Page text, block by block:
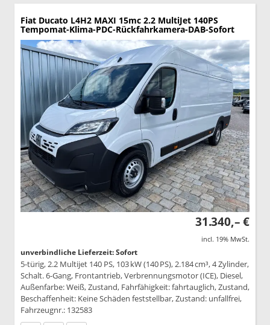
Fiat Ducato L4H2 MAXI 15mc 2.2 MultiJet 140PS
Tempomat-Klima-PDC-Rückfahrkamera-DAB-Sofort
31.340,– €
incl. 19% MwSt.
unverbindliche Lieferzeit: Sofort
5-türig, 2.2 Multijet 140 PS, 103 kW (140 PS), 2.184 cm³, 4 Zylinder,
Schalt. 6-Gang, Frontantrieb, Verbrennungsmotor (ICE), Diesel,
Außenfarbe: Weiß, Zustand, Fahrfähigkeit: fahrtauglich, Zustand,
Beschaffenheit: Keine Schäden feststellbar, Zustand: unfallfrei,
Fahrzeugnr.: 132583